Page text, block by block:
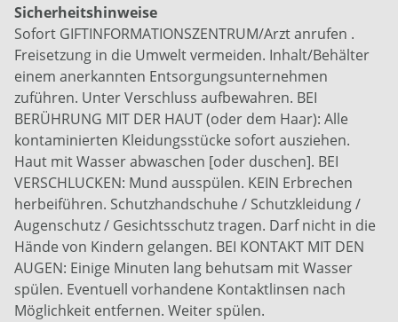
Sicherheitshinweise
Sofort GIFTINFORMATIONSZENTRUM/Arzt anrufen .
Freisetzung in die Umwelt vermeiden. Inhalt/Behälter
einem anerkannten Entsorgungsunternehmen
zuführen. Unter Verschluss aufbewahren. BEI
BERÜHRUNG MIT DER HAUT (oder dem Haar): Alle
kontaminierten Kleidungsstücke sofort ausziehen.
Haut mit Wasser abwaschen [oder duschen]. BEI
VERSCHLUCKEN: Mund ausspülen. KEIN Erbrechen
herbeiführen. Schutzhandschuhe / Schutzkleidung /
Augenschutz / Gesichtsschutz tragen. Darf nicht in die
Hände von Kindern gelangen. BEI KONTAKT MIT DEN
AUGEN: Einige Minuten lang behutsam mit Wasser
spülen. Eventuell vorhandene Kontaktlinsen nach
Möglichkeit entfernen. Weiter spülen.